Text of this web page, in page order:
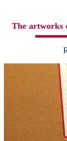
The artworks